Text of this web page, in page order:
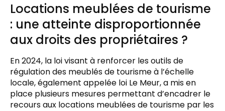
Locations meublées de tourisme
: une atteinte disproportionnée
aux droits des propriétaires ?
En 2024, la loi visant à renforcer les outils de
régulation des meublés de tourisme à l’échelle
locale, également appelée loi Le Meur, a mis en
place plusieurs mesures permettant d’encadrer le
recours aux locations meublées de tourisme par les